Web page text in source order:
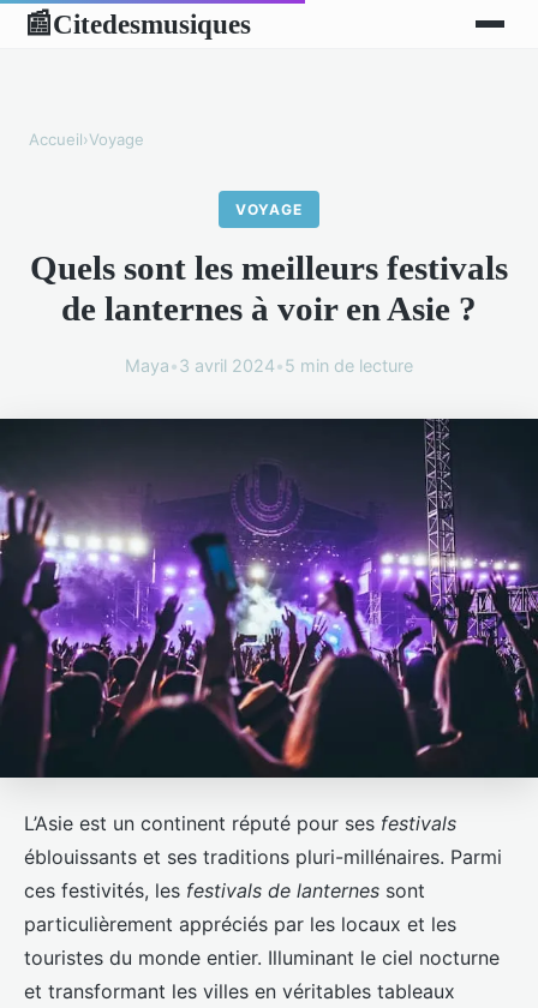
📰Citedesmusiques
Accueil›Voyage
VOYAGE
Quels sont les meilleurs festivals
de lanternes à voir en Asie ?
Maya•3 avril 2024•5 min de lecture
L’Asie est un continent réputé pour ses festivals
éblouissants et ses traditions pluri-millénaires. Parmi
ces festivités, les festivals de lanternes sont
particulièrement appréciés par les locaux et les
touristes du monde entier. Illuminant le ciel nocturne
et transformant les villes en véritables tableaux